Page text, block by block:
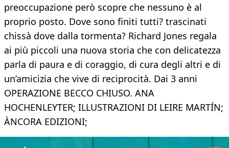
preoccupazione però scopre che nessuno è al
proprio posto. Dove sono finiti tutti? trascinati
chissà dove dalla tormenta? Richard Jones regala
ai più piccoli una nuova storia che con delicatezza
parla di paura e di coraggio, di cura degli altri e di
un’amicizia che vive di reciprocità. Dai 3 anni
OPERAZIONE BECCO CHIUSO. ANA
HOCHENLEYTER; ILLUSTRAZIONI DI LEIRE MARTÍN;
ÀNCORA EDIZIONI;